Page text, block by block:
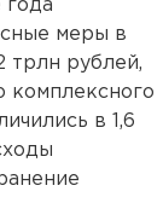
года
меры в
трлн рублей,
комплексного
в 1,6